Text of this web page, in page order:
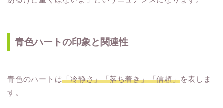
青色ハートの印象と関連性
青色のハートは「冷静さ」「落ち着き」「信頼」を表しま
す。